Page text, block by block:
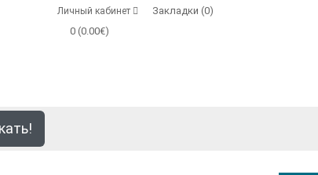
Личный кабинет Закладки (0)
0 (0.00€)